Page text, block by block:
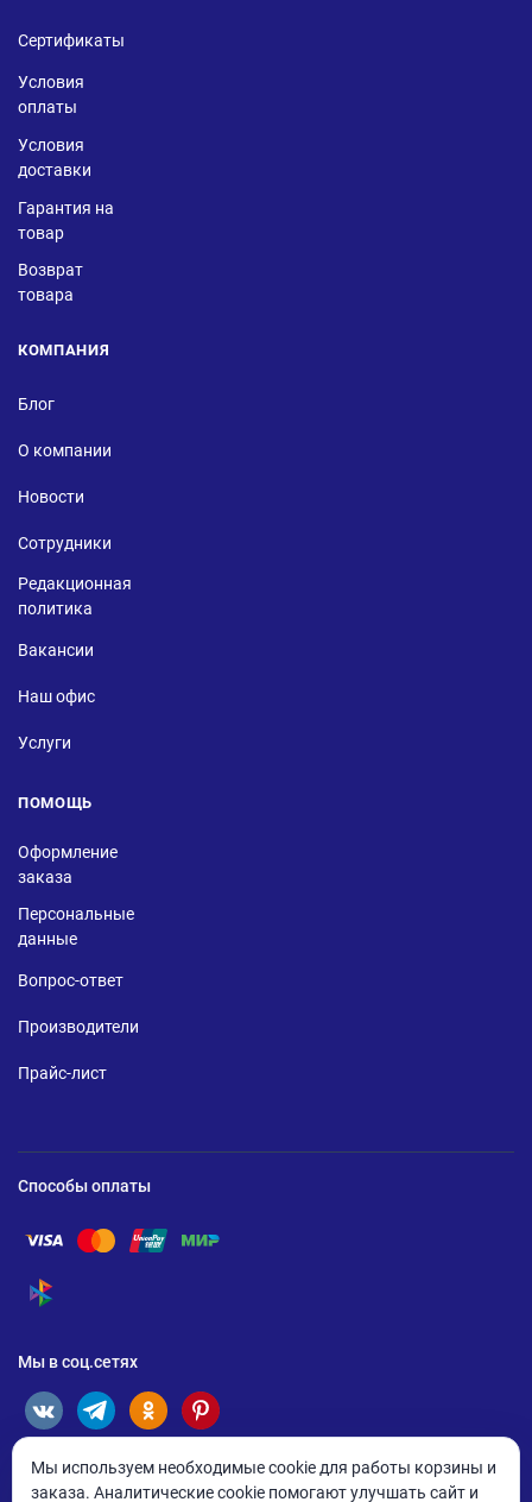
Сертификаты
Условия
оплаты
Условия
доставки
Гарантия на
товар
Возврат
товара
КОМПАНИЯ
Блог
О компании
Новости
Сотрудники
Редакционная
политика
Вакансии
Наш офис
Услуги
ПОМОЩЬ
Оформление
заказа
Персональные
данные
Вопрос-ответ
Производители
Прайс-лист
Способы оплаты
Помощь по оплате Visa
Помощь по оплате Mastercard
Помощь по оплате UnionPay
Помощь по оплате Мир
Помощь по оплате СБП
Мы в соц.сетях
Мы используем необходимые cookie для работы корзины и
заказа. Аналитические cookie помогают улучшать сайт и